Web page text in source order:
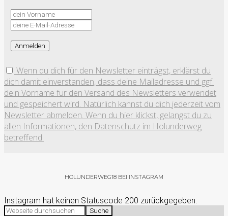
Wenn du dich für den Newsletter einträgst, erklärst du
dich damit einverstanden, dass deine Mailadresse und ggf.
dein Vorname für den Versand des Newsletters verwendet
und gespeichert wird. Natürlich kannst du dich jederzeit vom
Newsletter abmelden. Wenn du hier klickst, gelangst du zu
allen Informationen, den Datenschutz im Holunderweg
betreffend.
HOLUNDERWEG18 BEI INSTAGRAM
Instagram hat keinen Statuscode 200 zurückgegeben.